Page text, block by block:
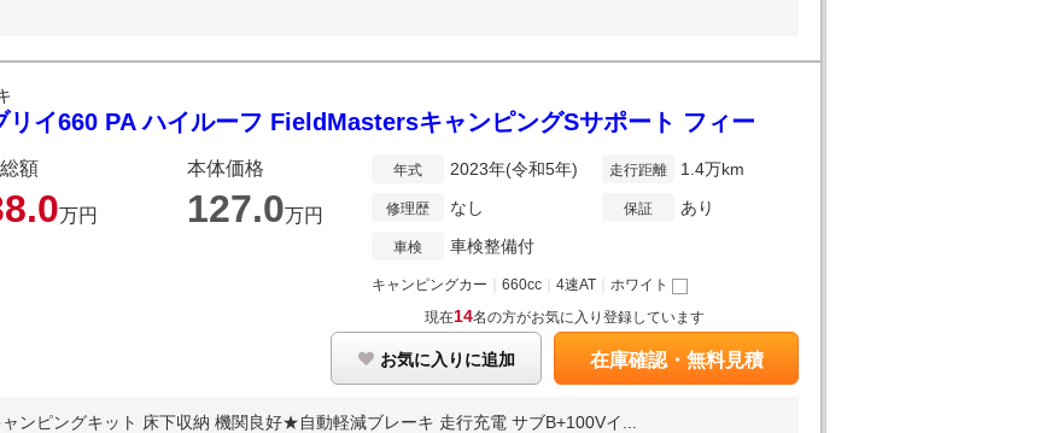
リイ660 PA ハイルーフ FieldMastersキャンピングSサポート フィー
額
0万円
本体価格
127.0万円
年式 2023年(令和5年)
修理歴 なし
車検 車検整備付
走行距離 1.4万km
保証 あり
キャンピングカー 660cc 4速AT
ホワイト
現在14名の方がお気に入り登録しています
お気に入りに追加 在庫確認・無料見積
ンピングキット 床下収納 機関良好★自動軽減ブレーキ 走行充電 サブB+100Vイ...